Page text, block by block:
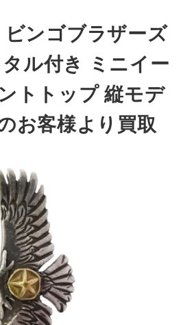
ビンゴブラザーズ
ル付き ミニイー
トトップ 縦モデ
お客様より買取